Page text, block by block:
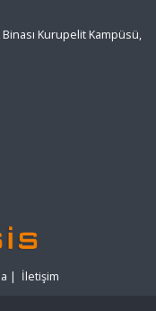
Kurupelit Kampüsü,
| İletişim